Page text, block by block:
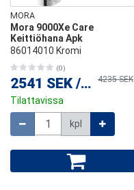
MORA
Mora 9000Xe Care
Keittiöhana Apk
86014010 Kromi
(0)
2541 SEK / kpl4235 SEK
Tilattavissa
kpl